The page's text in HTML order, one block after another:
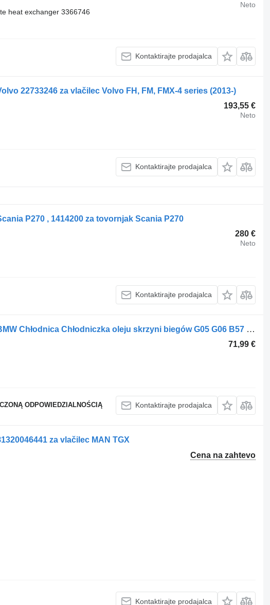
Neto
heat exchanger 3366746
Kontaktirajte prodajalca
22733246 za vlačilec Volvo FH, FM, FMX-4 series (2013-)
193,55 €
Neto
Kontaktirajte prodajalca
P270 , 1414200 za tovornjak Scania P270
280 €
Neto
Kontaktirajte prodajalca
Hladilnik olja za menjalnik BMW Chłodnica Chłodniczka oleju skrzyni biegów G05 G06 B57 3.0d 8570062 za vozilo
71,99 €
ODPOWIEDZIALNOŚCIĄ Kontaktirajte prodajalca
za vlačilec MAN TGX
Cena na zahtevo
Kontaktirajte prodajalca